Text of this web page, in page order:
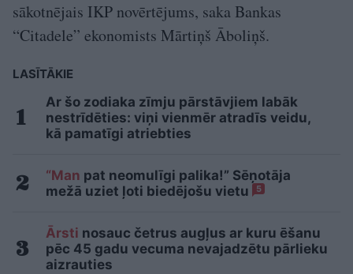
sākotnējais IKP novērtējums, saka Bankas
“Citadele” ekonomists Mārtiņš Āboliņš.
LASĪTĀKIE
Ar šo zodiaka zīmju pārstāvjiem labāk
nestrīdēties: viņi vienmēr atradīs veidu,
kā pamatīgi atriebties
“Man pat neomulīgi palika!” Sēņotāja
mežā uziet ļoti biedējošu vietu
5
Ārsti nosauc četrus augļus ar kuru ēšanu
pēc 45 gadu vecuma nevajadzētu pārlieku
aizrauties